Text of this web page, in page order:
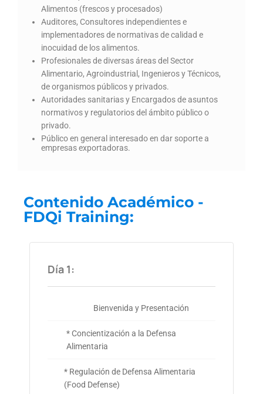
Alimentos (frescos y procesados)
Auditores, Consultores independientes e
implementadores de normativas de calidad e
inocuidad de los alimentos.
Profesionales de diversas áreas del Sector
Alimentario, Agroindustrial, Ingenieros y Técnicos,
de organismos públicos y privados.
Autoridades sanitarias y Encargados de asuntos
normativos y regulatorios del ámbito público o
privado.
Público en general interesado en dar soporte a
empresas exportadoras.
Contenido Académico -
FDQi Training:
Día 1:
Bienvenida y Presentación
* Concientización a la Defensa
Alimentaria
* Regulación de Defensa Alimentaria
(Food Defense)